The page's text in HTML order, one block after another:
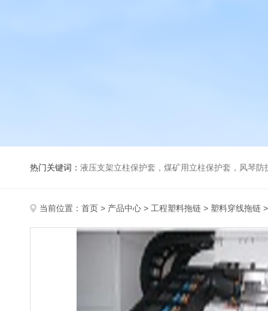
热门关键词： 液压支架立柱保护套，煤矿用立柱保护套，风琴
当前位置： 首页 > 产品中心 > 工程塑料拖链 > 塑料穿线拖链